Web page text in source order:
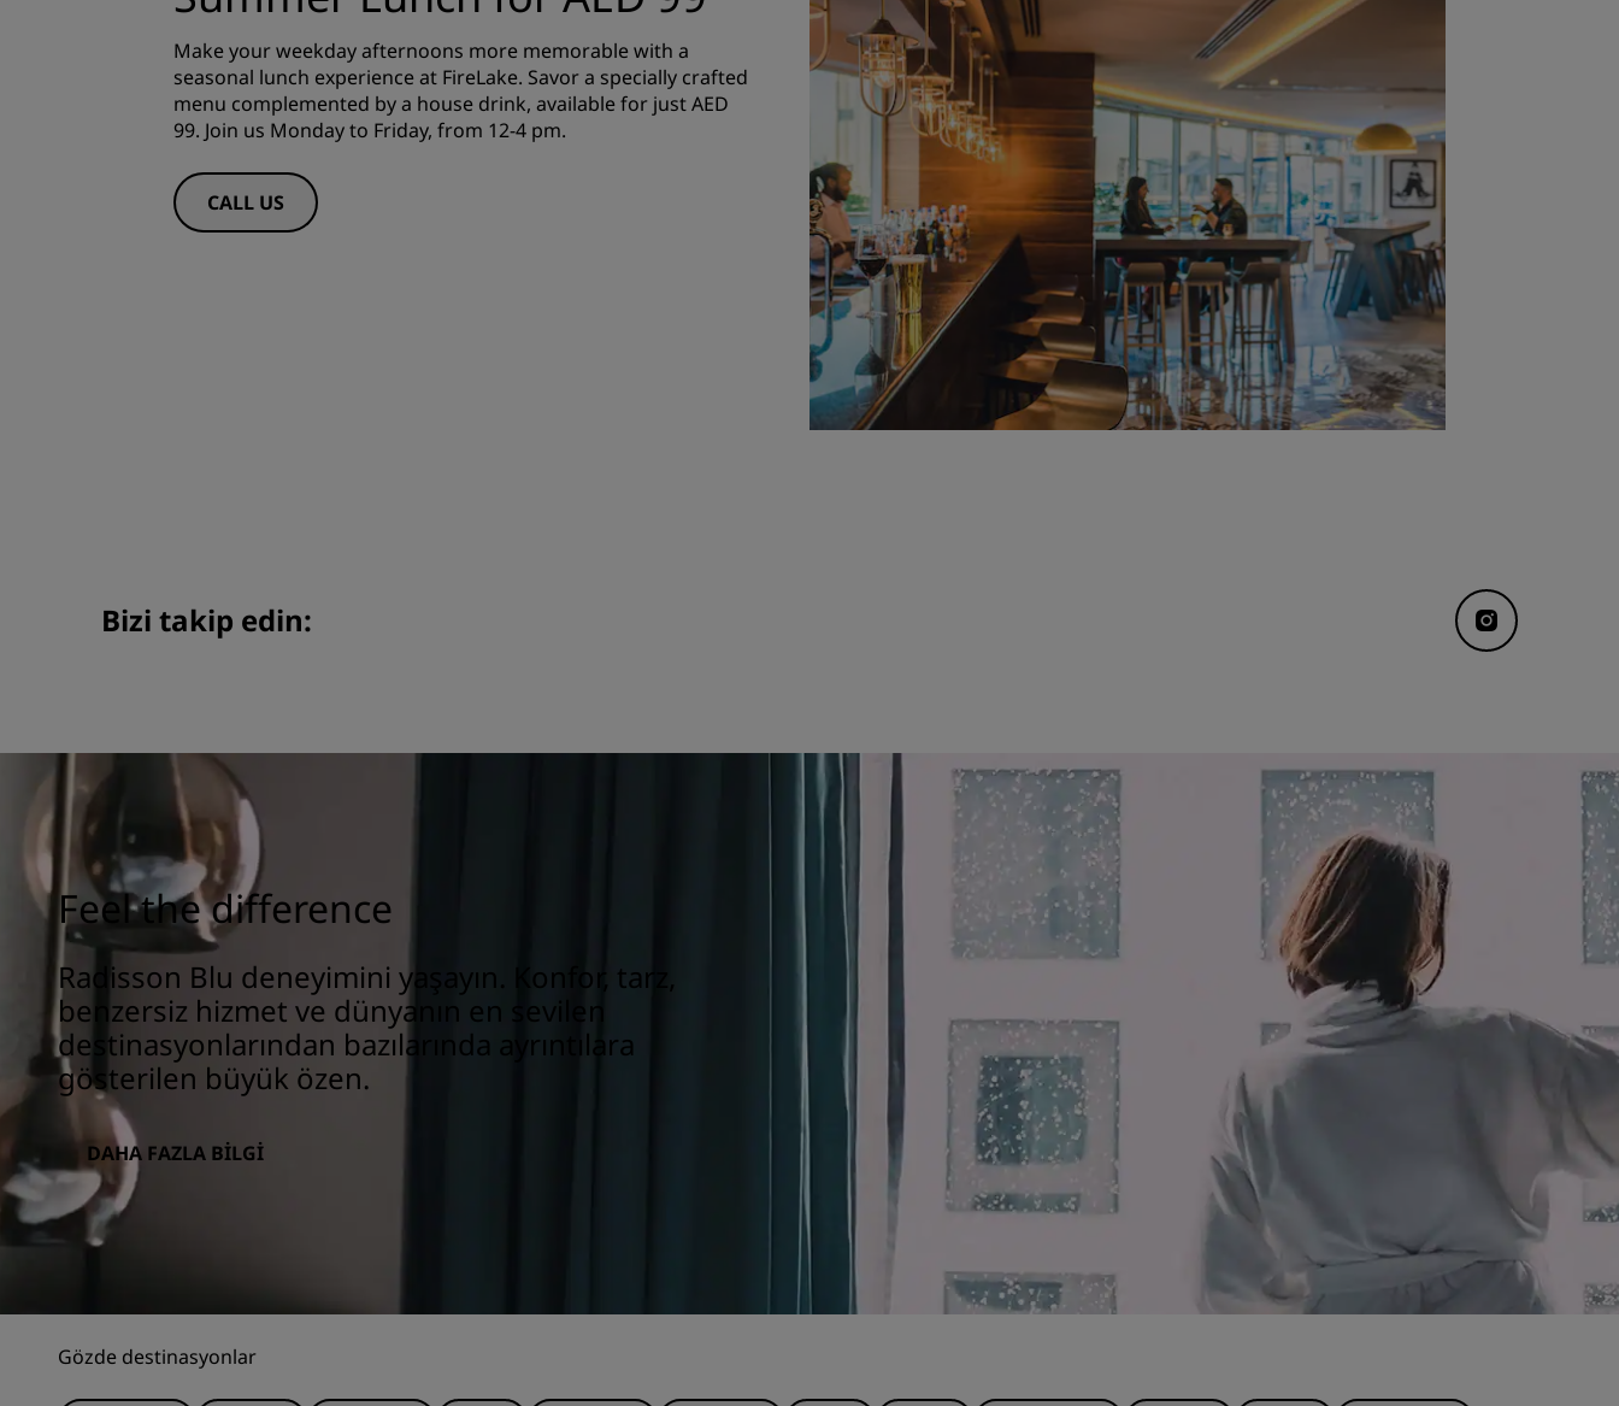
Make your weekday afternoons more memorable with a
seasonal lunch experience at FireLake. Savor a specially crafted
menu complemented by a house drink, available for just AED
99. Join us Monday to Friday, from 12-4 pm.
CALL US
Bizi takip edin:
Feel the difference
Radisson Blu deneyimini yaşayın. Konfor, tarz,
benzersiz hizmet ve dünyanın en sevilen
destinasyonlarından bazılarında ayrıntılara
gösterilen büyük özen.
DAHA FAZLA BILGI
Gözde destinasyonlar